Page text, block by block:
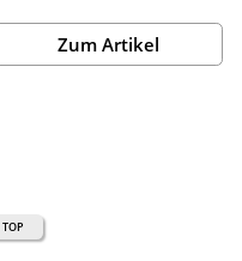
Zum Artikel
TOP